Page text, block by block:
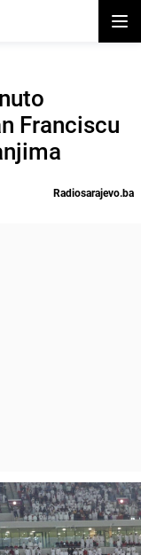
Franciscu
Radiosarajevo.ba